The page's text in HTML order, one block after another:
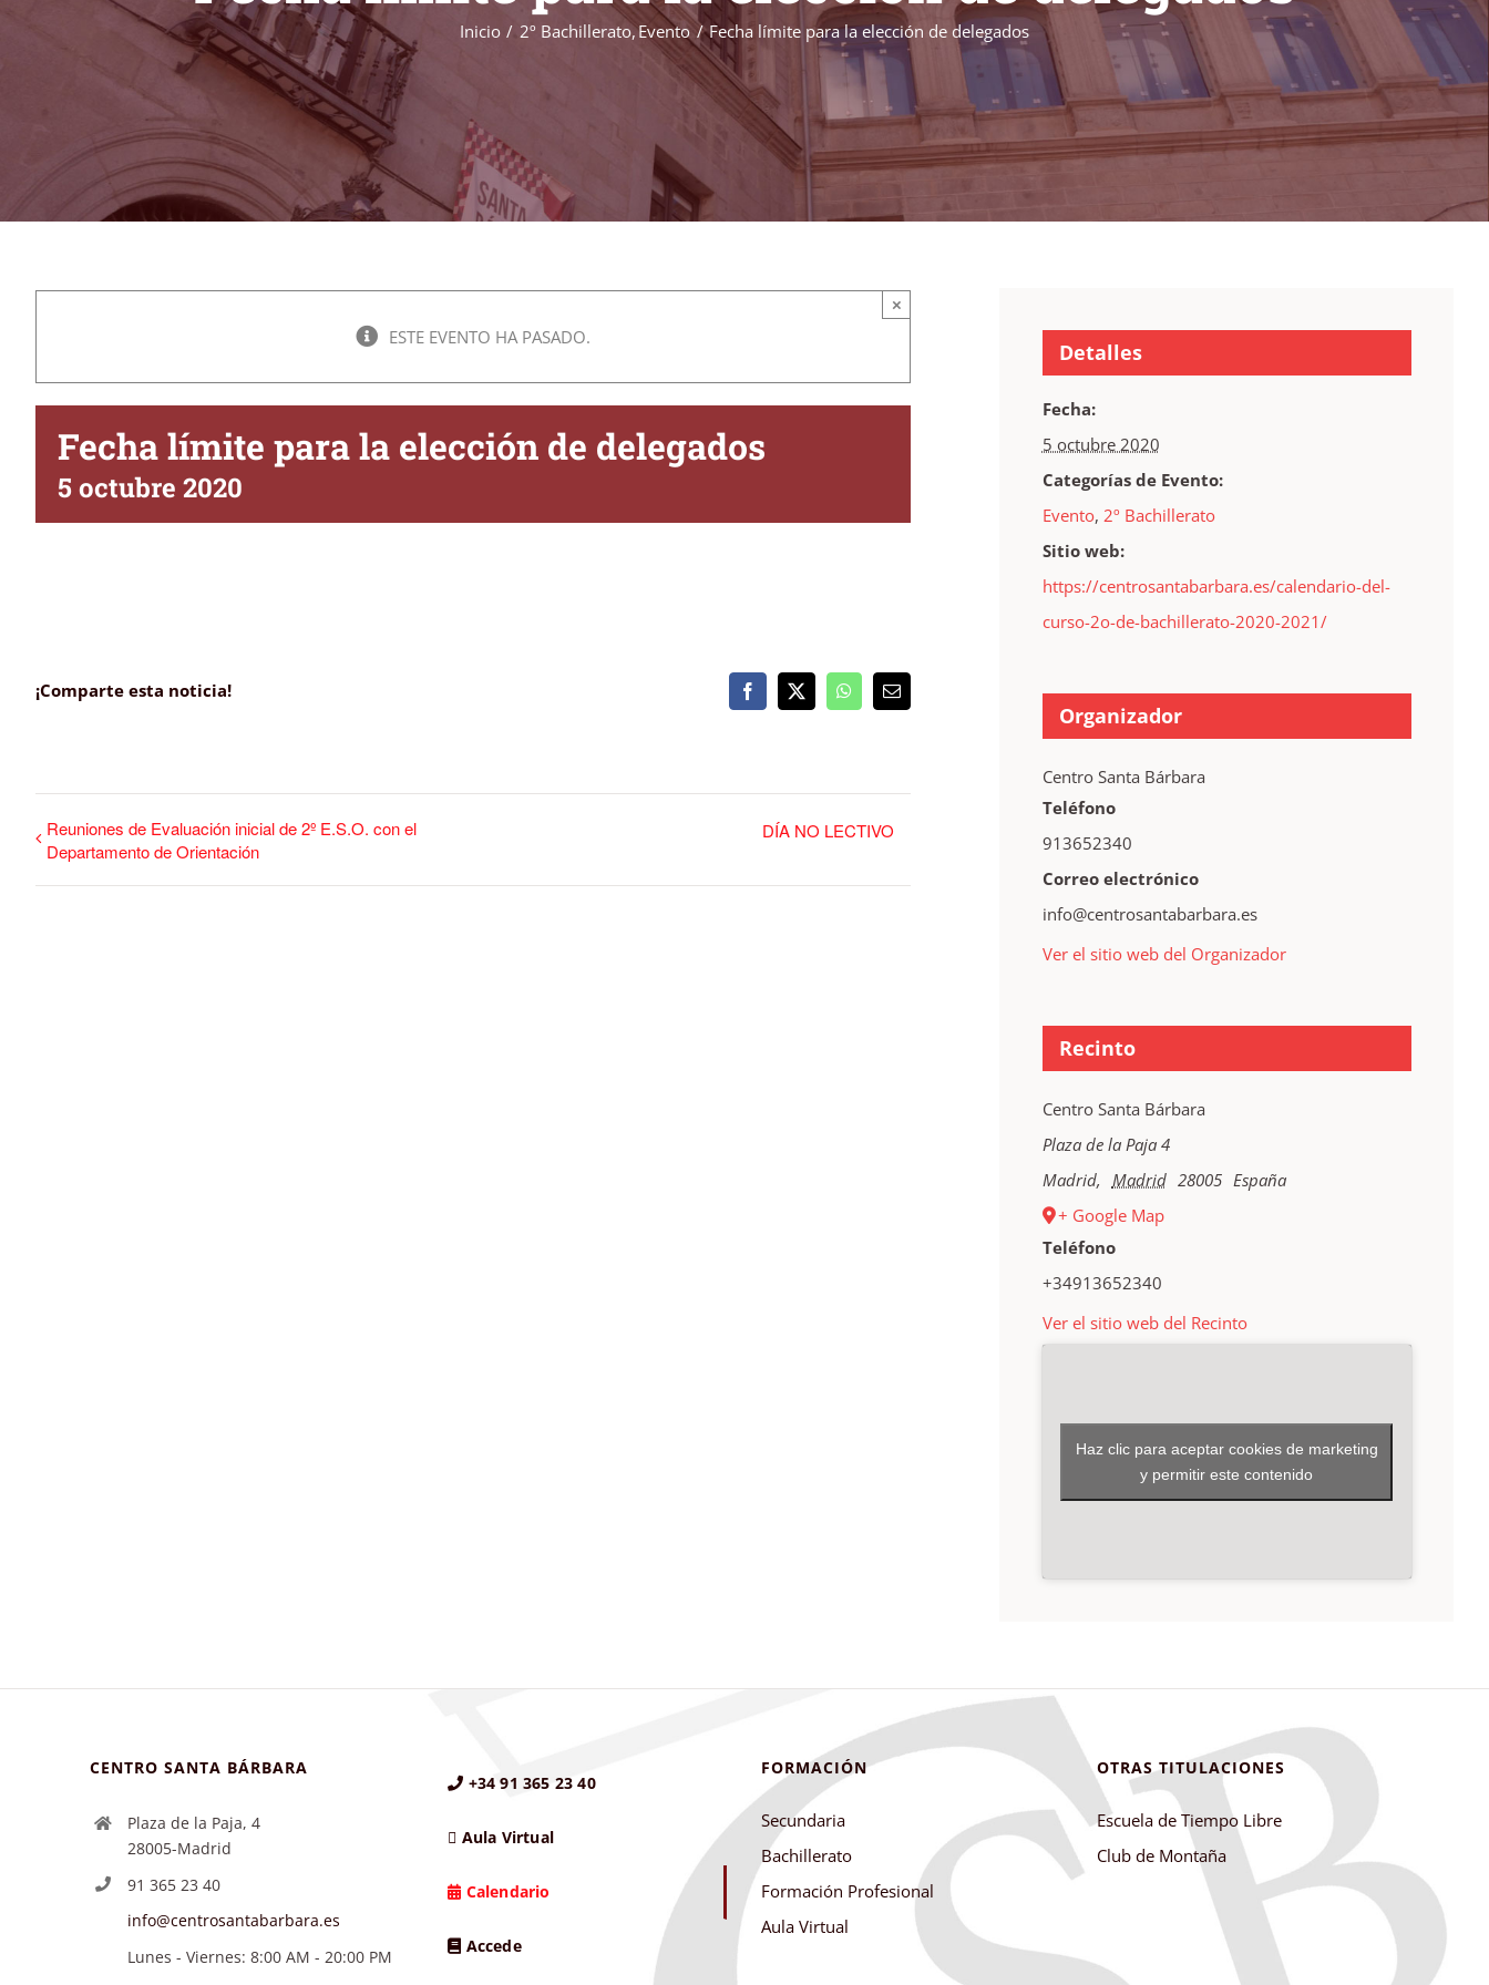
Inicio 2º Bachillerato Evento Fecha límite para la elección de delegados
ESTE EVENTO HA PASADO.
×
Fecha límite para la elección de delegados
5 octubre 2020
¡Comparte esta noticia! Facebook
X WhatsAppCorreo
electrónico
Reuniones de Evaluación inicial de 2º E.S.O. con el
Departamento de Orientación
DÍA NO LECTIVO
Detalles
Fecha:
5 octubre 2020
Categorías de Evento:
Evento, 2º Bachillerato
Sitio web:
https://centrosantabarbara.es/calendario-del-
curso-2o-de-bachillerato-2020-2021/
Organizador
Centro Santa Bárbara
Teléfono
913652340
Correo electrónico
info@centrosantabarbara.es
Ver el sitio web del Organizador
Recinto
Centro Santa Bárbara
Plaza de la Paja 4
Madrid, Madrid 28005 España
+ Google Map
Teléfono
+34913652340
Ver el sitio web del Recinto
Haz clic para aceptar cookies de marketing
y permitir este contenido
CENTRO SANTA BÁRBARA
Plaza de la Paja, 4
28005-Madrid
91 365 23 40
info@centrosantabarbara.es
Lunes - Viernes: 8:00 AM - 20:00 PM
+34 91 365 23 40
Aula Virtual
Calendario
Accede
FORMACIÓN
Secundaria
Bachillerato
Formación Profesional
Aula Virtual
OTRAS TITULACIONES
Escuela de Tiempo Libre
Club de Montaña